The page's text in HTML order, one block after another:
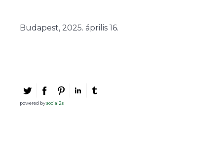
Budapest, 2025. április 16.
powered bysocial2s